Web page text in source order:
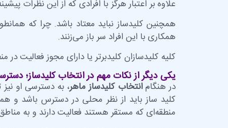
علاوه بر اعتبار هرگز با افرادی که از این نظرات
همچنین کلیدساز نباید معتاد باشد. چرا که
همکاری با این افراد سر باز می‌زنند.
کلیه کلیدسازان کلیدبرتر یا دارای مجوز فعالیت
یکی دیگر از نکات مهم در انتخاب کلیدساز؛
در هنگامانتخاب کلیدساز ماهر، به دسترسی او نیز
کلید ساز باید از نظر محلی در دسترس باشد و
منطقه‌ای که مستقر هستند فعالیت دارند و به